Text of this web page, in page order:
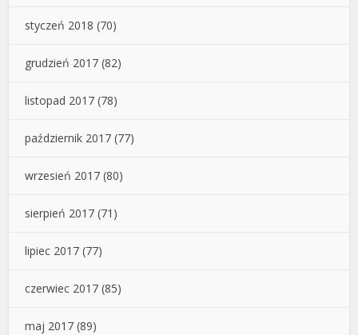
styczeń 2018 (70)
grudzień 2017 (82)
listopad 2017 (78)
październik 2017 (77)
wrzesień 2017 (80)
sierpień 2017 (71)
lipiec 2017 (77)
czerwiec 2017 (85)
maj 2017 (89)